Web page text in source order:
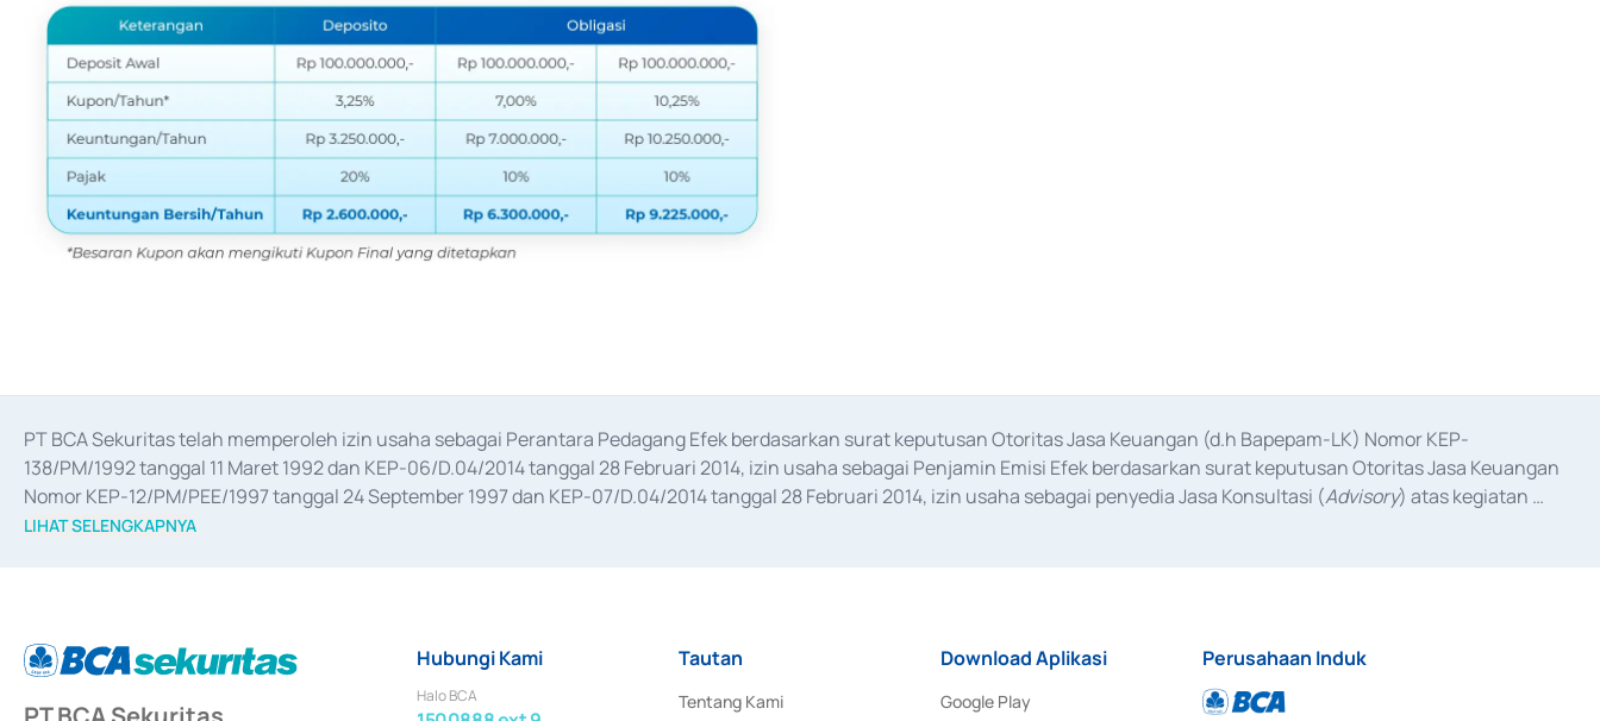
PT BCA Sekuritas telah memperoleh izin usaha sebagai Perantara Pedagang Efek berdasarkan surat keputusan Otoritas Jasa Keuangan (d.h Bapepam-LK) Nomor KEP-
138/PM/1992 tanggal 11 Maret 1992 dan KEP-06/D.04/2014 tanggal 28 Februari 2014, izin usaha sebagai Penjamin Emisi Efek berdasarkan surat keputusan Otoritas Jasa Keuangan
Nomor KEP-12/PM/PEE/1997 tanggal 24 September 1997 dan KEP-07/D.04/2014 tanggal 28 Februari 2014, izin usaha sebagai penyedia Jasa Konsultasi (Advisory) atas kegiatan
merger, akuisisi, divestasi, dan
LIHAT SELENGKAPNYA
Hubungi Kami
Halo BCA
Tautan
Tentang Kami
Download Aplikasi
Google Play
Perusahaan Induk